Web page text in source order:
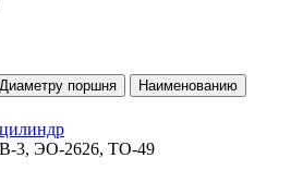
Диаметру поршня
Наименованию
3, ЭО-2626, ТО-49